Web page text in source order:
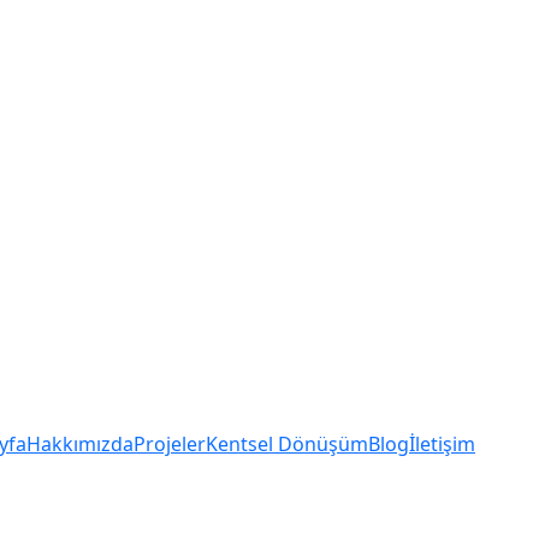
HakkımızdaProjelerKentsel DönüşümBlogİletişim